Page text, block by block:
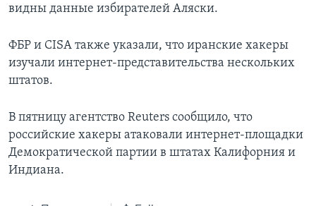
видны данные избирателей Аляски.
ФБР и CISA также указали, что иранские хакеры
изучали интернет-представительства нескольких
штатов.
В пятницу агентство Reuters сообщило, что
российские хакеры атаковали интернет-площадки
Демократической партии в штатах Калифорния и
Индиана.